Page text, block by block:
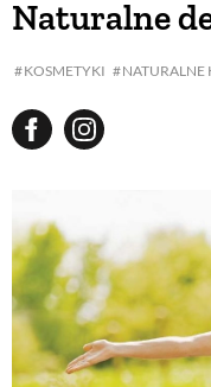
Naturalne
KOSMETYKI NATURALNE